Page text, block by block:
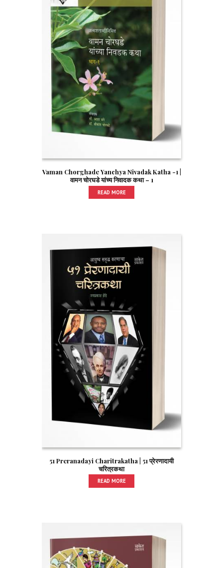
Vaman Chorghade Yanchya Nivadak Katha -1 |
वामन चोरघडे यांच्य निवादक कथा – 1
READ MORE
51 Preranadayi Charitrakatha | 51 प्रेरणादायी
चरित्रकथा
READ MORE